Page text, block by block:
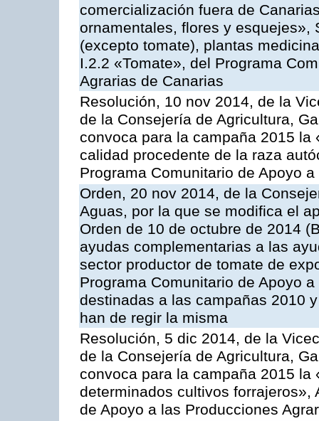
comercialización fuera de
ornamentales, flores y esquejes»,
(excepto tomate), plantas
I.2.2 «Tomate», del Programa
Agrarias de Canarias
Resolución, 10 nov 2014, de la
de la Consejería de Agricultura,
convoca para la campaña 2015
calidad procedente de la raza
Programa Comunitario de Apoyo
Orden, 20 nov 2014, de la
Aguas, por la que se modifica el
Orden de 10 de octubre de 2014
ayudas complementarias a las
sector productor de tomate de
Programa Comunitario de Apoyo
destinadas a las campañas 2010
han de regir la misma
Resolución, 5 dic 2014, de la
de la Consejería de Agricultura,
convoca para la campaña 2015 la
determinados cultivos forrajeros»,
de Apoyo a las Producciones